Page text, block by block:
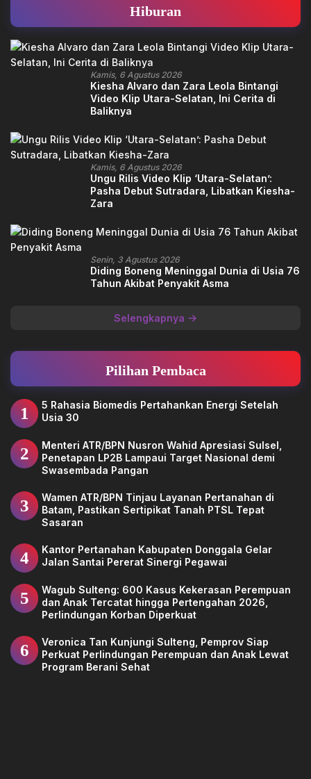
Hiburan
Kamis, 6 Agustus 2026
Kiesha Alvaro dan Zara Leola Bintangi
Video Klip Utara-Selatan, Ini Cerita di
Baliknya
Kamis, 6 Agustus 2026
Ungu Rilis Video Klip ‘Utara-Selatan’:
Pasha Debut Sutradara, Libatkan Kiesha-
Zara
Senin, 3 Agustus 2026
Diding Boneng Meninggal Dunia di Usia 76
Tahun Akibat Penyakit Asma
Selengkapnya
Pilihan Pembaca
1
5 Rahasia Biomedis Pertahankan Energi Setelah
Usia 30
2
Menteri ATR/BPN Nusron Wahid Apresiasi Sulsel,
Penetapan LP2B Lampaui Target Nasional demi
Swasembada Pangan
3
Wamen ATR/BPN Tinjau Layanan Pertanahan di
Batam, Pastikan Sertipikat Tanah PTSL Tepat
Sasaran
4
Kantor Pertanahan Kabupaten Donggala Gelar
Jalan Santai Pererat Sinergi Pegawai
5
Wagub Sulteng: 600 Kasus Kekerasan Perempuan
dan Anak Tercatat hingga Pertengahan 2026,
Perlindungan Korban Diperkuat
6
Veronica Tan Kunjungi Sulteng, Pemprov Siap
Perkuat Perlindungan Perempuan dan Anak Lewat
Program Berani Sehat